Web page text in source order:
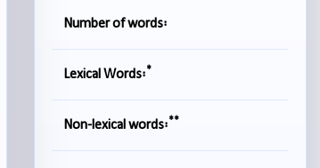
Number of words:
Lexical Words:*
Non-lexical words:**